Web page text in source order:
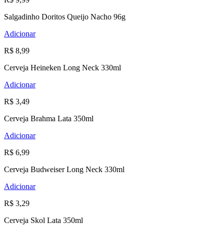
Salgadinho Doritos Queijo Nacho 96g
Adicionar
R$ 8,99
Cerveja Heineken Long Neck 330ml
Adicionar
R$ 3,49
Cerveja Brahma Lata 350ml
Adicionar
R$ 6,99
Cerveja Budweiser Long Neck 330ml
Adicionar
R$ 3,29
Cerveja Skol Lata 350ml